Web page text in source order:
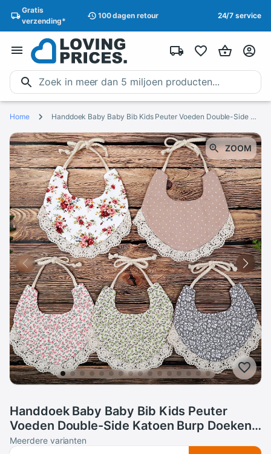
Gratis
verzending*
100 dagen retour 24/7 service
Home Handdoek Baby Baby Bib Kids Peuter Voeden Double-Side Katoen Burp Doeken Speeksel Handdoek
ZOOM
Handdoek Baby Baby Bib Kids Peuter
Voeden Double-Side Katoen Burp Doeken
Speeksel Handdoek
Meerdere varianten